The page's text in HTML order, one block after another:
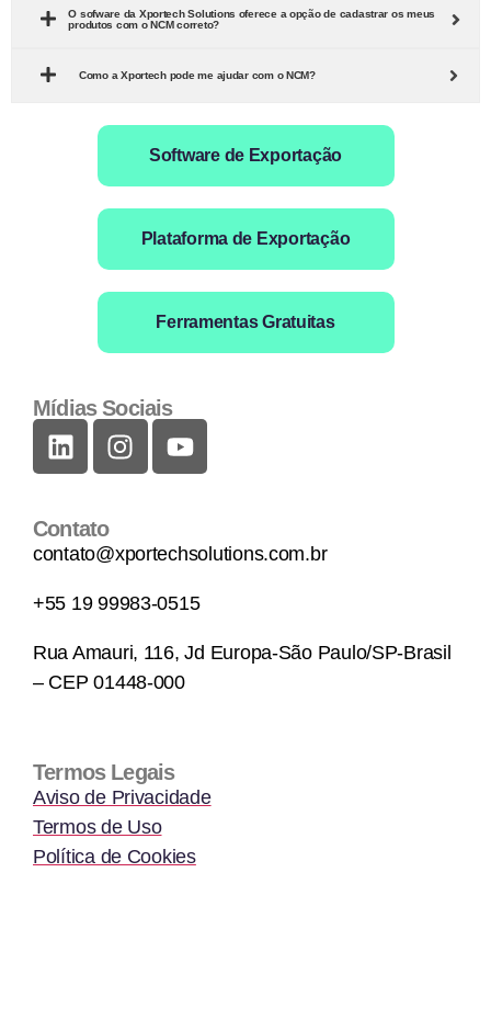
O sofware da Xportech Solutions oferece a opção de cadastrar os meus
produtos com o NCM correto?
Como a Xportech pode me ajudar com o NCM?
Software de Exportação
Plataforma de Exportação
Ferramentas Gratuitas
Mídias Sociais
Contato
contato@xportechsolutions.com.br
+55 19 99983-0515
Rua Amauri, 116, Jd Europa-São Paulo/SP-Brasil
– CEP 01448-000
Termos Legais
Aviso de Privacidade
Termos de Uso
Política de Cookies